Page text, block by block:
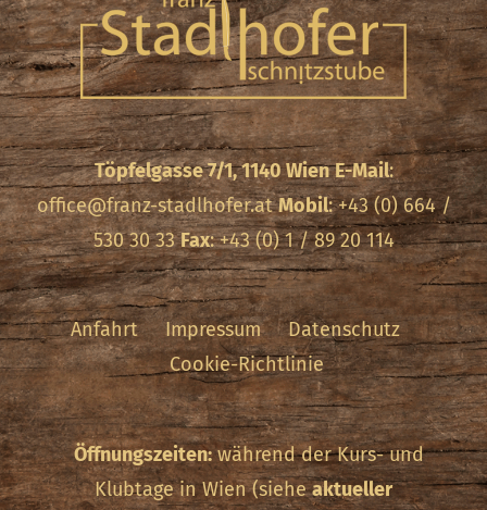
Töpfelgasse 7/1, 1140 Wien E-Mail:
office@franz-stadlhofer.at Mobil: +43 (0) 664 /
530 30 33Fax: +43 (0) 1 / 89 20 114
Anfahrt Impressum
Datenschutz
Cookie-Richtlinie
Öffnungszeiten:während der Kurs- und
Klubtage in Wien (sieheaktueller